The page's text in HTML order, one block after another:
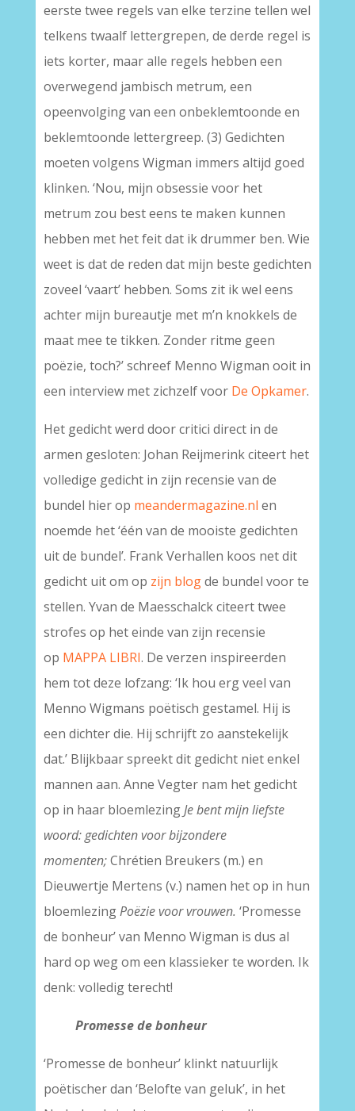
eerste twee regels van elke terzine tellen wel
telkens twaalf lettergrepen, de derde regel is
iets korter, maar alle regels hebben een
overwegend jambisch metrum, een
opeenvolging van een onbeklemtoonde en
beklemtoonde lettergreep. (3) Gedichten
moeten volgens Wigman immers altijd goed
klinken. ‘Nou, mijn obsessie voor het
metrum zou best eens te maken kunnen
hebben met het feit dat ik drummer ben. Wie
weet is dat de reden dat mijn beste gedichten
zoveel ‘vaart’ hebben. Soms zit ik wel eens
achter mijn bureautje met m’n knokkels de
maat mee te tikken. Zonder ritme geen
poëzie, toch?’ schreef Menno Wigman ooit in
een interview met zichzelf voor De Opkamer.
Het gedicht werd door critici direct in de
armen gesloten: Johan Reijmerink citeert het
volledige gedicht in zijn recensie van de
bundel hier op meandermagazine.nl en
noemde het ‘één van de mooiste gedichten
uit de bundel’. Frank Verhallen koos net dit
gedicht uit om op zijn blogde bundel voor te
stellen. Yvan de Maesschalck citeert twee
strofes op het einde van zijn recensie
op MAPPA LIBRI. De verzen inspireerden
hem tot deze lofzang: ‘Ik hou erg veel van
Menno Wigmans poëtisch gestamel. Hij is
een dichter die. Hij schrijft zo aanstekelijk
dat.’ Blijkbaar spreekt dit gedicht niet enkel
mannen aan. Anne Vegter nam het gedicht
op in haar bloemlezingJe bent mijn liefste
woord: gedichten voor bijzondere
momenten;Chrétien Breukers (m.) en
Dieuwertje Mertens (v.) namen het op in hun
bloemlezingPoëzie voor vrouwen. ‘Promesse
de bonheur’ van Menno Wigman is dus al
hard op weg om een klassieker te worden. Ik
denk: volledig terecht!
Promesse de bonheur
‘Promesse de bonheur’ klinkt natuurlijk
poëtischer dan ‘Belofte van geluk’, in het